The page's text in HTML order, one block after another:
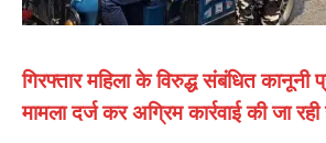
गिरफ्तार महिला के विरुद्ध संबंधित कानूनी
मामला दर्ज कर अग्रिम कार्रवाई की जा रही